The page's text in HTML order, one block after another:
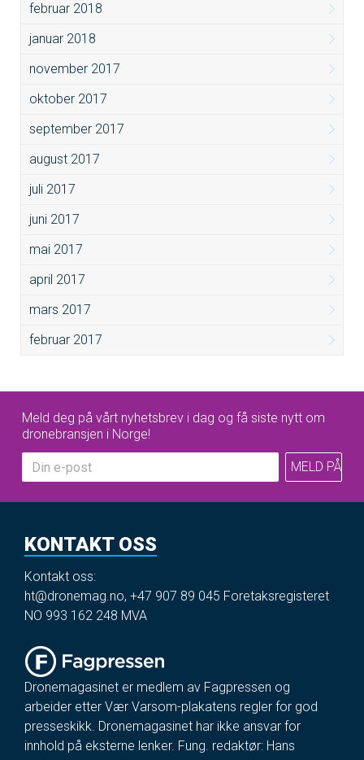
februar 2018
januar 2018
november 2017
oktober 2017
september 2017
august 2017
juli 2017
juni 2017
mai 2017
april 2017
mars 2017
februar 2017
Meld deg på vårt nyhetsbrev i dag og få siste nytt om
dronebransjen i Norge!
KONTAKT OSS
Kontakt oss:
ht@dronemag.no, +47 907 89 045 Foretaksregisteret
NO 993 162 248 MVA
Dronemagasinet er medlem av Fagpressen og
arbeider etter Vær Varsom-plakatens regler for god
presseskikk. Dronemagasinet har ikke ansvar for
innhold på eksterne lenker. Fung. redaktør: Hans